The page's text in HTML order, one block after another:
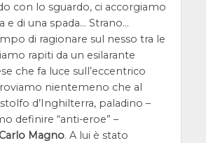
con lo sguardo, ci accorgiamo
e di una spada… Strano…
di ragionare sul nesso tra le
rapiti da un esilarante
che fa luce sull’eccentrico
nientemeno che al
d’Inghilterra, paladino –
definire “anti-eroe” –
Carlo Magno. A lui è stato